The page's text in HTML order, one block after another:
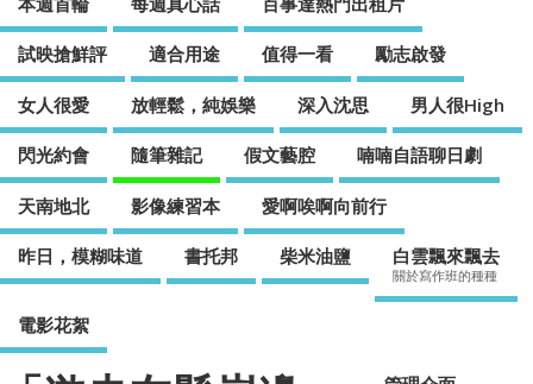
試映搶鮮評 適合用途 值得一看 勵志啟發
女人很愛 放輕鬆，純娛樂 深入沈思 男人很High
閃光約會 隨筆雜記 假文藝腔 喃喃自語聊日劇
天南地北 影像練習本 愛啊唉啊向前行
昨日，模糊味道 書托邦 柴米油鹽 白雲飄來飄去
關於寫作班的種種
電影花絮